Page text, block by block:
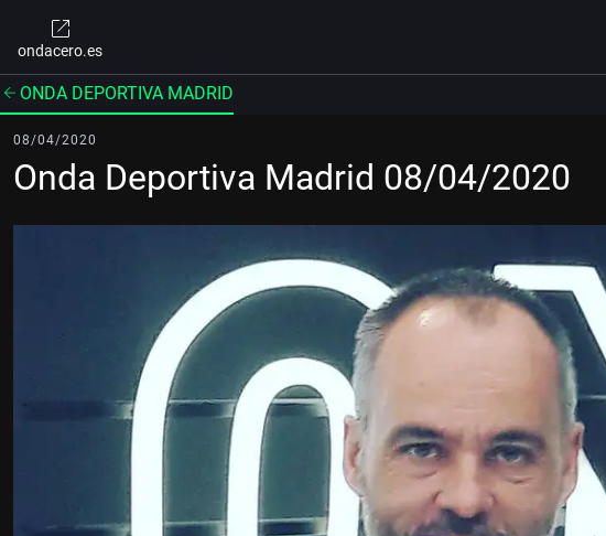
ondacero.es
ONDA DEPORTIVA MADRID
08/04/2020
Onda Deportiva Madrid 08/04/2020